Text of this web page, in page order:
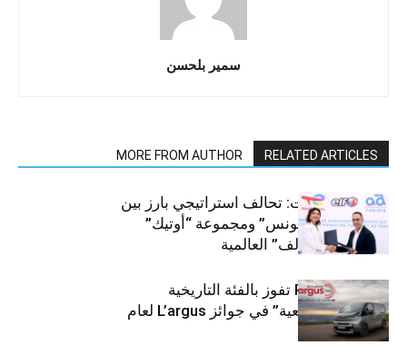
سمير بلحسن
RELATED ARTICLES
MORE FROM AUTHOR
قطاع السيارات: تحالف استراتيجي بارز بين
“توتال إنرجيز تونس” ومجموعة “أوتيك”
لتوزيع زيوت “إلف” العالمية
كيا PV5 Cargo تفوز بالفئة التاريخية
“للمركبات النفعية” في جوائز L’argus لعام
2026